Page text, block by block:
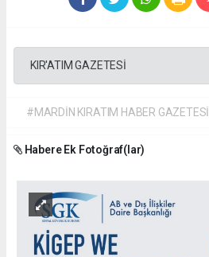
KIR'ATIM GAZETESİ
#MARDİN KIRATIM HABER GAZETESİ
Habere Ek Fotoğraf(lar)